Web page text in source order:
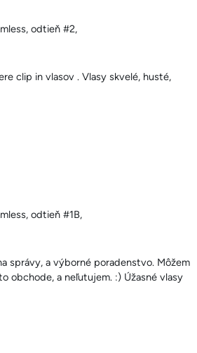
odtieň #2,
clip in vlasov . Vlasy skvelé, husté,
odtieň #1B,
správy, a výborné poradenstvo. Môžem
obchode, a neľutujem. :) Úžasné vlasy